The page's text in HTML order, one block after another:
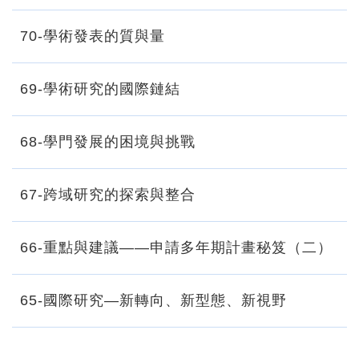
70-學術發表的質與量
69-學術研究的國際鏈結
68-學門發展的困境與挑戰
67-跨域研究的探索與整合
66-重點與建議——申請多年期計畫秘笈（二）
65-國際研究—新轉向、新型態、新視野